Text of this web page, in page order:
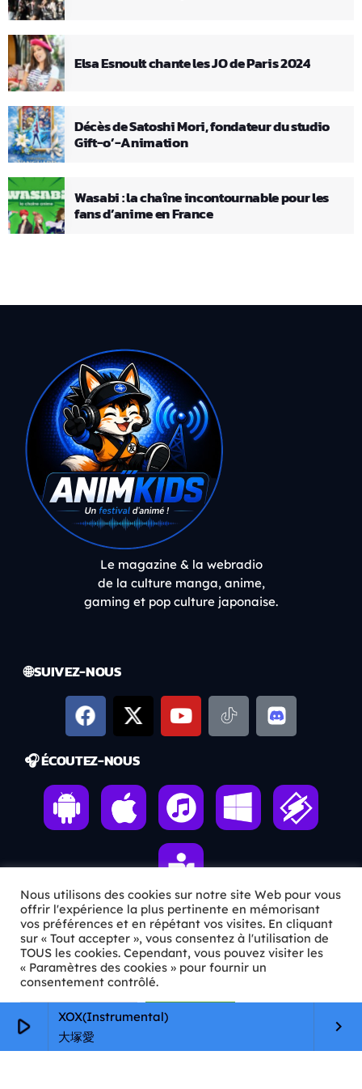
play_arrow
XOX(Instrumental)
大塚愛
keyboard_arrow_right
Elsa Esnoult chante les JO de Paris 2024
Décès de Satoshi Mori, fondateur du studio
Gift-o’-Animation
Wasabi : la chaîne incontournable pour les
fans d’anime en France
Le magazine & la webradio
de la culture manga, anime,
gaming et pop culture japonaise.
🌐 SUIVEZ-NOUS
🎧 ÉCOUTEZ-NOUS
ℹ️ INFOS PRATIQUES
✉️Contact
🦊Qui sommes-nous ?
📄
Mentions légales
Nous utilisons des cookies sur notre site Web pour vous
offrir l'expérience la plus pertinente en mémorisant
vos préférences et en répétant vos visites. En cliquant
sur « Tout accepter », vous consentez à l'utilisation de
TOUS les cookies. Cependant, vous pouvez visiter les
« Paramètres des cookies » pour fournir un
consentement contrôlé.
Paramètres Cookie Tout accepter